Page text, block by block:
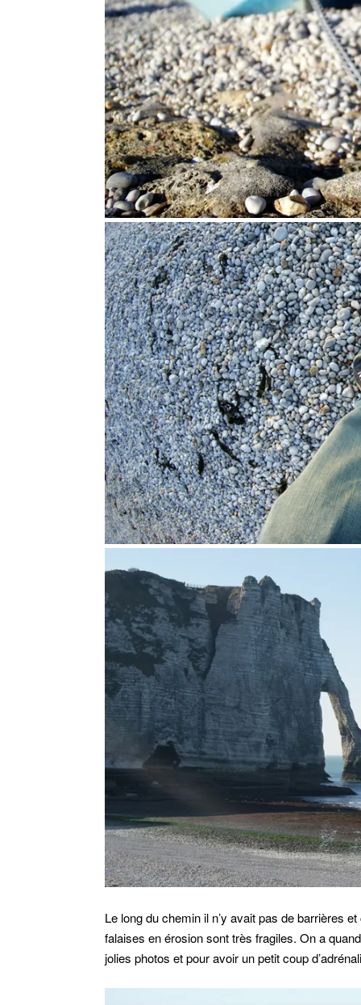
Le long du chemin il n’y avait pas de barrières
falaises en érosion sont très fragiles. On a
jolies photos et pour avoir un petit coup